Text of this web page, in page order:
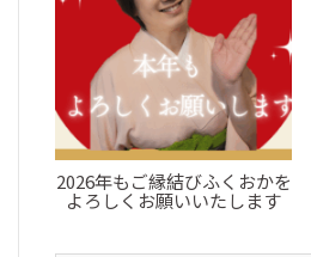
2026年もご縁結びふくおかを
よろしくお願いいたします